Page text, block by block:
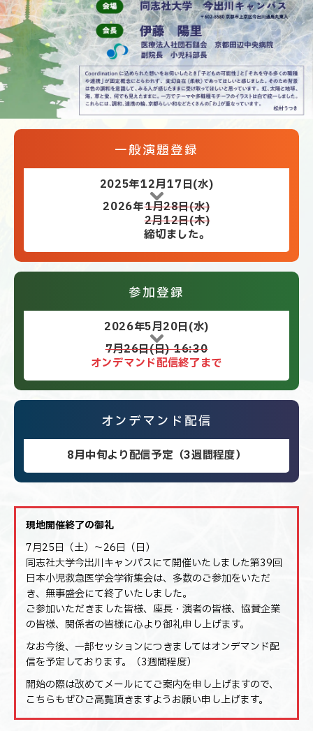
一般演題登録
2025年12月17日(水)
2026年1月28日(水)
2月12日(木)
締切ました。
参加登録
2026年5月20日(水)
7月26日(日) 16:30
オンデマンド配信終了まで
オンデマンド配信
8月中旬より配信予定 （3週間程度）
現地開催終了の御礼
7月25日（土）～26日（日）
同志社大学今出川キャンパスにて開催いたしました第39回
日本小児救急医学会学術集会は、多数のご参加をいただ
き、無事盛会にて終了いたしました。
ご参加いただきました皆様、座長・演者の皆様、協賛企業
の皆様、関係者の皆様に心より御礼申し上げます。
なお今後、一部セッションにつきましてはオンデマンド配
信を予定しております。（3週間程度）
開始の際は改めてメールにてご案内を申し上げますので、
こちらもぜひご高覧頂きますようお願い申し上げます。